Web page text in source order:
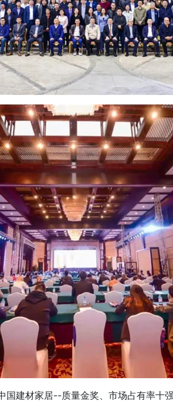
建材家居--质量金奖、市场占有率十